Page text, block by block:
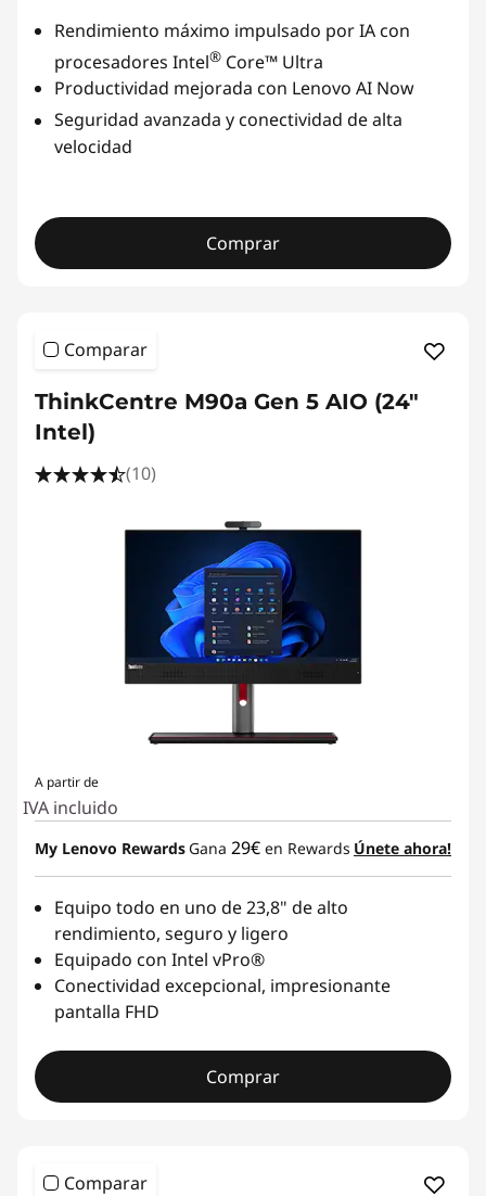
Rendimiento máximo impulsado por IA con
procesadores Intel® Core™ Ultra
Productividad mejorada con Lenovo AI Now
Seguridad avanzada y conectividad de alta
velocidad
Comprar
Comparar
ThinkCentre M90a Gen 5 AIO (24"
Intel)
(10)
A partir de
IVA incluido
My Lenovo Rewards Gana 29€ en Rewards Únete ahora!
Equipo todo en uno de 23,8" de alto
rendimiento, seguro y ligero
Equipado con Intel vPro®
Conectividad excepcional, impresionante
pantalla FHD
Comprar
Comparar